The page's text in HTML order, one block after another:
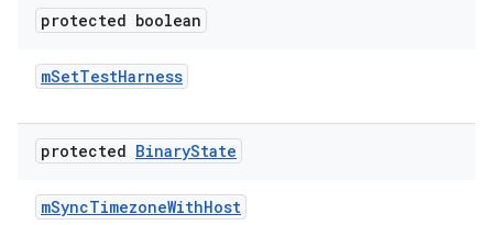
protected boolean
mSetTestHarness
protected BinaryState
mSyncTimezoneWithHost